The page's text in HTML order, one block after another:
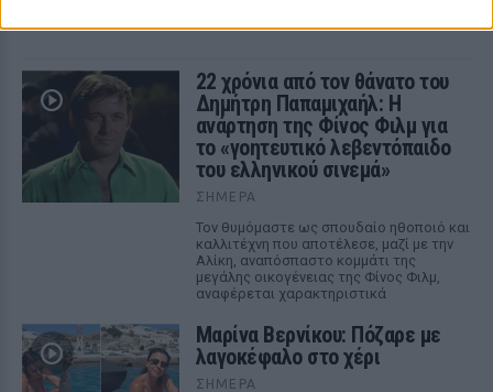
22 χρόνια από τον θάνατο του
Δημήτρη Παπαμιχαήλ: Η
ανάρτηση της Φίνος Φιλμ για
το «γοητευτικό λεβεντόπαιδο
του ελληνικού σινεμά»
ΣΉΜΕΡΑ
Τον θυμόμαστε ως σπουδαίο ηθοποιό και
καλλιτέχνη που αποτέλεσε, μαζί με την
Αλίκη, αναπόσπαστο κομμάτι της
μεγάλης οικογένειας της Φίνος Φιλμ,
αναφέρεται χαρακτηριστικά
Μαρίνα Βερνίκου: Πόζαρε με
λαγοκέφαλο στο χέρι
ΣΉΜΕΡΑ